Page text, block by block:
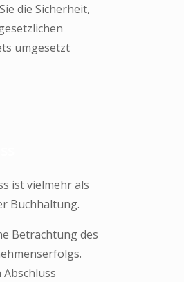
die Sicherheit,
umgesetzt
ist vielmehr als
Buchhaltung.
Betrachtung des
Abschluss